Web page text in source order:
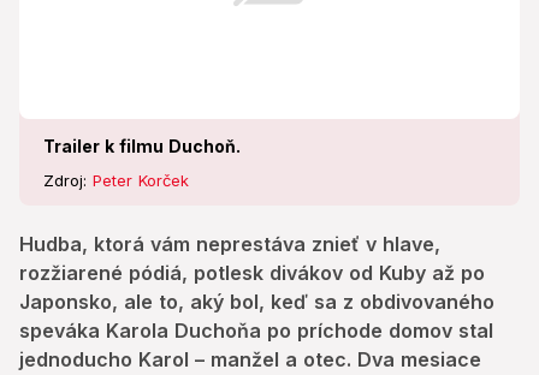
Trailer k filmu Duchoň.
Zdroj: Peter Korček
Hudba, ktorá vám neprestáva znieť v hlave,
rozžiarené pódiá, potlesk divákov od Kuby až po
Japonsko, ale to, aký bol, keď sa z obdivovaného
speváka Karola Duchoňa po príchode domov stal
jednoducho Karol – manžel a otec. Dva mesiace